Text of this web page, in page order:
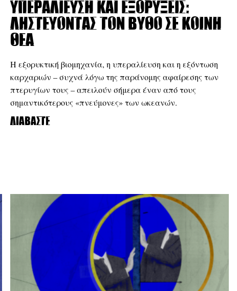
Υπεραλίευση και εξορύξεις:
Ληστεύοντας τον βυθό σε κοινή
θέα
Η εξορυκτική βιομηχανία, η υπεραλίευση και η εξόντωση
καρχαριών – συχνά λόγω της παράνομης αφαίρεσης των
πτερυγίων τους – απειλούν σήμερα έναν από τους
σημαντικότερους «πνεύμονες» των ωκεανών.
Διαβάστε